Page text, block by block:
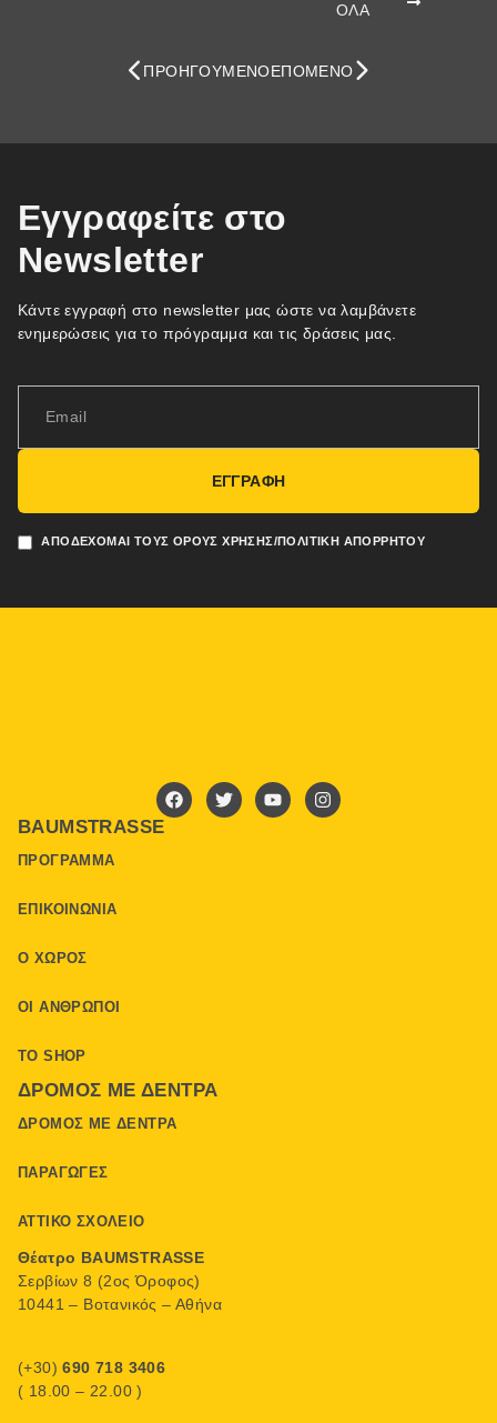
ΟΛΑ
ΠΡΟΗΓΟΎΜΕΝΟΕΠΌΜΕΝΟ
Εγγραφείτε στο
Newsletter
Κάντε εγγραφή στο newsletter μας ώστε να λαμβάνετε
ενημερώσεις για το πρόγραμμα και τις δράσεις μας.
ΑΠΟΔΈΧΟΜΑΙ ΤΟΥΣ ΌΡΟΥΣ ΧΡΉΣΗΣ/ΠΟΛΙΤΙΚΉ ΑΠΟΡΡΉΤΟΥ
ΕΓΓΡΑΦΗ
BAUMSTRASSE
ΠΡΌΓΡΑΜΜΑ
ΕΠΙΚΟΙΝΩΝΊΑ
Ο ΧΏΡΟΣ
ΟΙ ΆΝΘΡΩΠΟΙ
ΤΟ SHOP
ΔΡΌΜΟΣ ΜΕ ΔΈΝΤΡΑ
ΔΡΌΜΟΣ ΜΕ ΔΈΝΤΡΑ
ΠΑΡΑΓΩΓΈΣ
ΑΤΤΙΚΌ ΣΧΟΛΕΊΟ
Θέατρο BAUMSTRASSE
Σερβίων 8 (2ος Όροφος)
10441 – Βοτανικός – Αθήνα
(+30)690 718 3406
( 18.00 – 22.00 )